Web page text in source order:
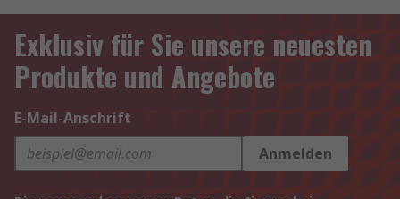
Exklusiv für Sie unsere neuesten
Produkte und Angebote
E-Mail-Anschrift
Anmelden